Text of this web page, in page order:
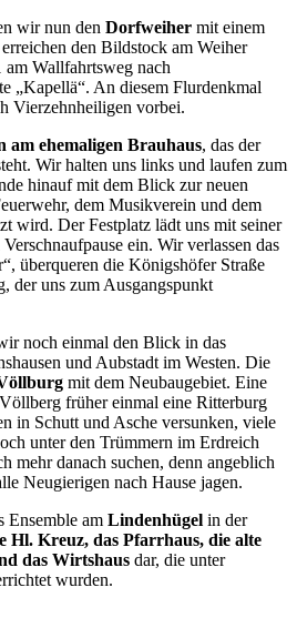
wir nun den Dorfweiher mit einem
den Bildstock am Weiher
am Wallfahrtsweg nach
„Kapellä“. An diesem Flurdenkmal
Vierzehnheiligen vorbei.
am ehemaligen Brauhaus, das der
Wir halten uns links und laufen zum
hinauf mit dem Blick zur neuen
dem Musikverein und dem
wird. Der Festplatz lädt uns mit seiner
ein. Wir verlassen das
überqueren die Königshöfer Straße
der uns zum Ausgangspunkt
noch einmal den Blick in das
und Aubstadt im Westen. Die
mit dem Neubaugebiet. Eine
früher einmal eine Ritterburg
in Schutt und Asche versunken, viele
unter den Trümmern im Erdreich
mehr danach suchen, denn angeblich
Neugierigen nach Hause jagen.
Ensemble am Lindenhügel in der
Hl. Kreuz, das Pfarrhaus, die alte
das Wirtshaus dar, die unter
wurden.